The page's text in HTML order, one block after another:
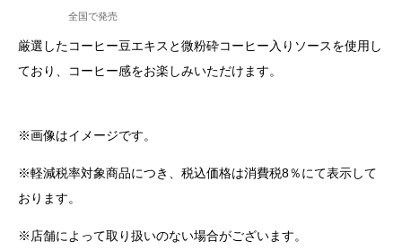
全国で発売
厳選したコーヒー豆エキスと微粉砕コーヒー入りソースを使用し
ており、コーヒー感をお楽しみいただけます。
※画像はイメージです。
※軽減税率対象商品につき、税込価格は消費税8％にて表示して
おります。
※店舗によって取り扱いのない場合がございます。